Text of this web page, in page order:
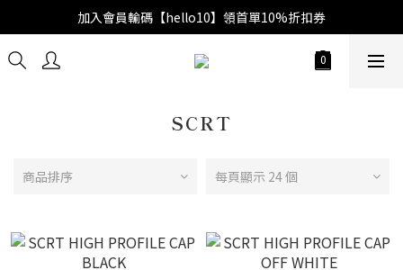
加入會員輸碼【hello10】領首單10%折扣券
SCRT
商品排序 每頁顯示 24 個